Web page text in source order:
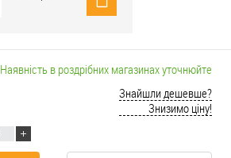
Наявність в роздрібних магазинах уточнюйте
Знайшли дешевше?
Знизимо ціну!